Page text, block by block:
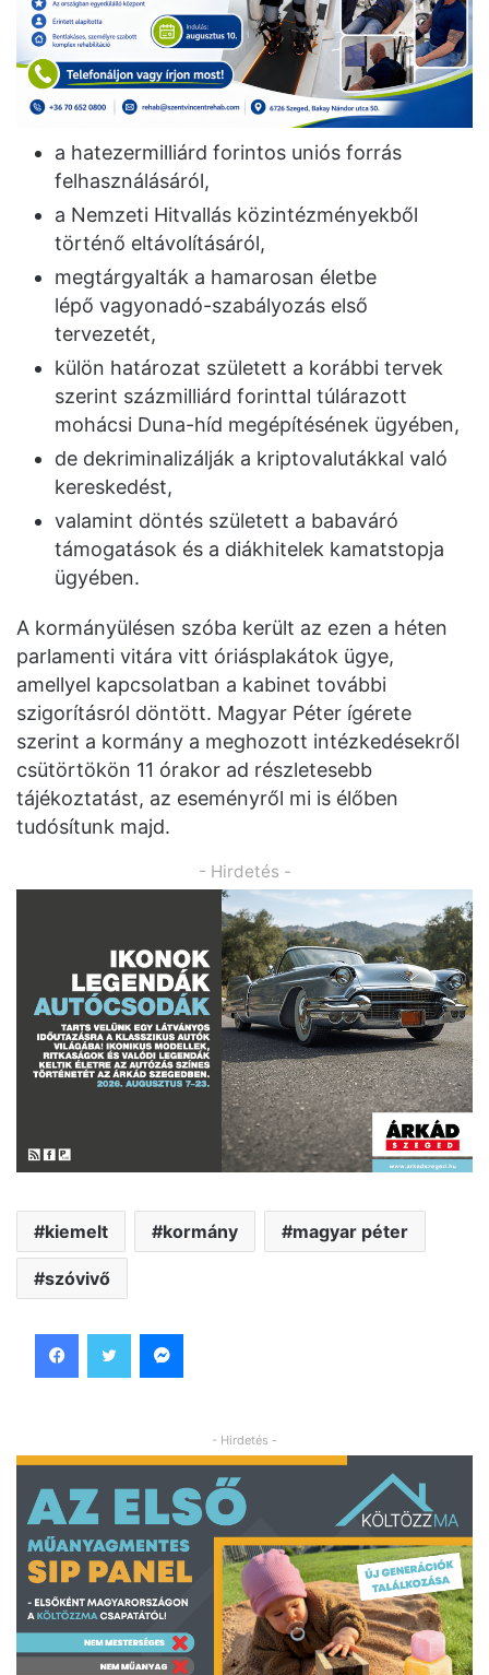
a hatezermilliárd forintos uniós forrás
felhasználásáról,
a Nemzeti Hitvallás közintézményekből
történő eltávolításáról,
megtárgyalták a hamarosan életbe
lépő vagyonadó-szabályozás első
tervezetét,
külön határozat született a korábbi tervek
szerint százmilliárd forinttal túlárazott
mohácsi Duna-híd megépítésének ügyében,
de dekriminalizálják a kriptovalutákkal való
kereskedést,
valamint döntés született a babaváró
támogatások és a diákhitelek kamatstopja
ügyében.
A kormányülésen szóba került az ezen a héten
parlamenti vitára vitt óriásplakátok ügye,
amellyel kapcsolatban a kabinet további
szigorításról döntött. Magyar Péter ígérete
szerint a kormány a meghozott intézkedésekről
csütörtökön 11 órakor ad részletesebb
tájékoztatást, az eseményről mi is élőben
tudósítunk majd.
- Hirdetés -
kiemelt kormány magyar péter
szóvivő
- Hirdetés -